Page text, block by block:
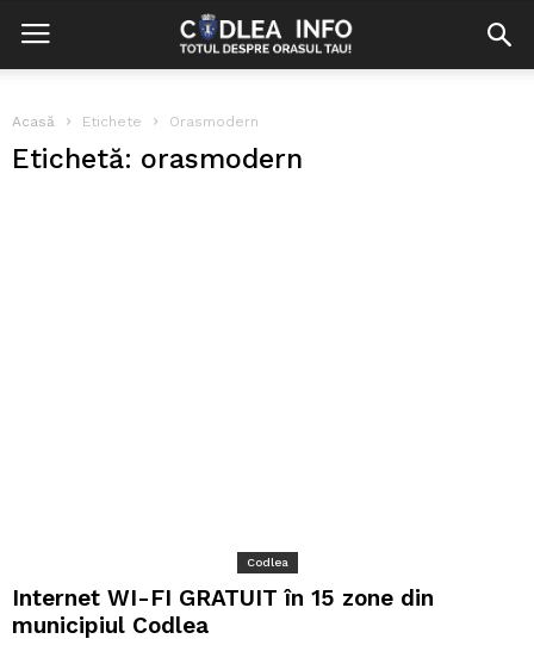
Acasă Etichete Orasmodern
Etichetă: orasmodern
Codlea
Internet WI-FI GRATUIT în 15 zone din
municipiul Codlea